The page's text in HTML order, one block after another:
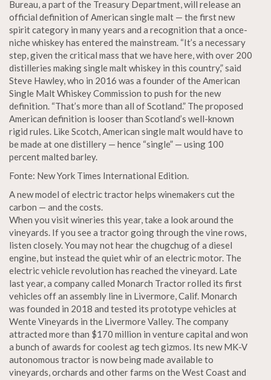
Bureau, a part of the Treasury Department, will release an
official definition of American single malt — the first new
spirit category in many years and a recognition that a once-
niche whiskey has entered the mainstream. “It’s a necessary
step, given the critical mass that we have here, with over 200
distilleries making single malt whiskey in this country,” said
Steve Hawley, who in 2016 was a founder of the American
Single Malt Whiskey Commission to push for the new
definition. “That’s more than all of Scotland.” The proposed
American definition is looser than Scotland’s well-known
rigid rules. Like Scotch, American single malt would have to
be made at one distillery — hence “single” — using 100
percent malted barley.
Fonte: New York Times International Edition.
A new model of electric tractor helps winemakers cut the
carbon — and the costs.
When you visit wineries this year, take a look around the
vineyards. If you see a tractor going through the vine rows,
listen closely. You may not hear the chugchug of a diesel
engine, but instead the quiet whir of an electric motor. The
electric vehicle revolution has reached the vineyard. Late
last year, a company called Monarch Tractor rolled its first
vehicles off an assembly line in Livermore, Calif. Monarch
was founded in 2018 and tested its prototype vehicles at
Wente Vineyards in the Livermore Valley. The company
attracted more than $170 million in venture capital and won
a bunch of awards for coolest ag tech gizmos. Its new MK-V
autonomous tractor is now being made available to
vineyards, orchards and other farms on the West Coast and